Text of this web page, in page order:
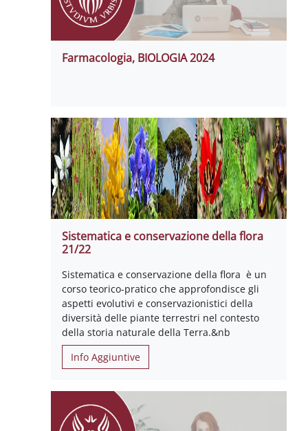
Farmacologia, BIOLOGIA 2024
Sistematica e conservazione della flora
21/22
Sistematica e conservazione della flora è un
corso teorico-pratico che approfondisce gli
aspetti evolutivi e conservazionistici della
diversità delle piante terrestri nel contesto
della storia naturale della Terra.&nb
Info Aggiuntive